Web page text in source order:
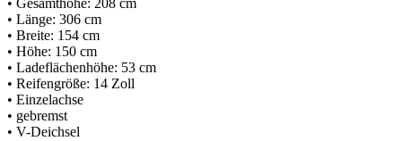
• Gesamthöhe: 208 cm
• Länge: 306 cm
• Breite: 154 cm
• Höhe: 150 cm
• Ladeflächenhöhe: 53 cm
• Reifengröße: 14 Zoll
• Einzelachse
• gebremst
• V-Deichsel